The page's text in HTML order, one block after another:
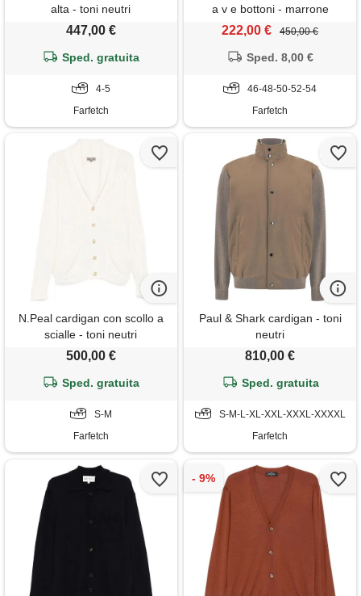
alta - toni neutri
447,00 €
Sped. gratuita
4-5
Farfetch
a v e bottoni - marrone
222,00 € 450,00 €
Sped. 8,00 €
46-48-50-52-54
Farfetch
N.Peal cardigan con scollo a
scialle - toni neutri
500,00 €
Sped. gratuita
S-M
Farfetch
Paul & Shark cardigan - toni
neutri
810,00 €
Sped. gratuita
S-M-L-XL-XXL-XXXL-XXXXL
Farfetch